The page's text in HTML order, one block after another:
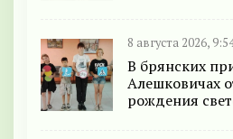
8 августа 2026,
В брянских
Алешковичах
рождения